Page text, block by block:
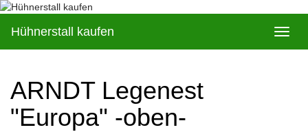
Skip
main
content
Hühnerstall kaufen
ARNDT Legenest
"Europa" -oben-